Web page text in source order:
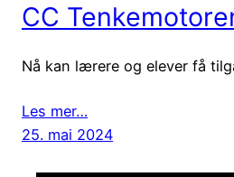
CC
Nå kan lærere og elever få
Les mer…
25. mai 2024